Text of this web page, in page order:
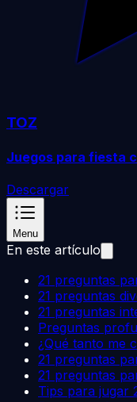
TOZ
Juegos para fiesta
Descargar
Menu
En este artículo
21 preguntas
21 preguntas
21 preguntas
Preguntas
¿Qué tanto me
21 preguntas
21 preguntas
Tips para jugar